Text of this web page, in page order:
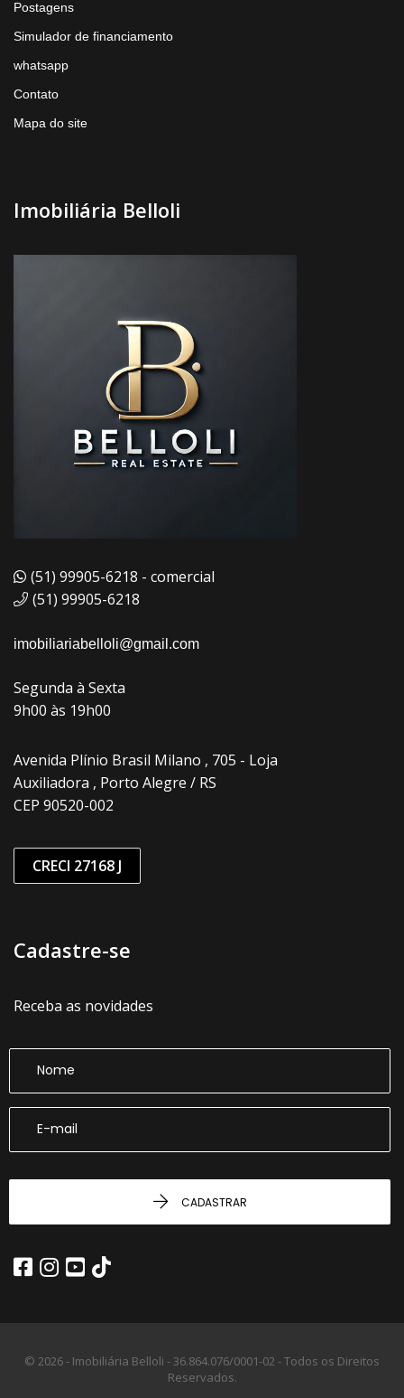
Postagens
Simulador de financiamento
whatsapp
Contato
Mapa do site
Imobiliária Belloli
(51) 99905-6218 - comercial
(51) 99905-6218
imobiliariabelloli@gmail.com
Segunda à Sexta
9h00 às 19h00
Avenida Plínio Brasil Milano , 705 - Loja
Auxiliadora , Porto Alegre / RS
CEP 90520-002
CRECI 27168 J
Cadastre-se
Receba as novidades
CADASTRAR
© 2026 - Imobiliária Belloli -36.864.076/0001-02 -Todos os Direitos
Reservados.